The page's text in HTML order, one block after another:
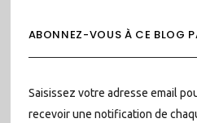
ABONNEZ-VOUS À CE BLOG
Saisissez votre adresse email
recevoir une notification de